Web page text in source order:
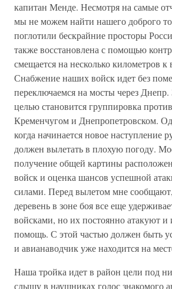
капитан Менде. Несмотря на самые
мы не можем найти нашего доброго
поглотили бескрайние просторы
также восстановлена с помощью
смещается на несколько километров к
Снабжение наших войск идет без
переключаемся на мосты через
целью становится группировка
Кременчугом и Днепропетровском.
когда начинается новое наступление
должен вылетать в плохую погоду.
получение общей картины
войск и оценка шансов успешной
силами. Перед вылетом мне
деревень в зоне боя все еще
войсками, но их постоянно атакуют
помощь. С этой частью должен быть
и авианаводчик уже находится на
Наша тройка идет в район цели под
слышу в наушниках голос знакомого